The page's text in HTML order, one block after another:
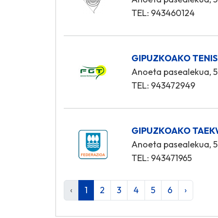
TEL: 943460124
GIPUZKOAKO
Anoeta pasealekua, 5
TEL: 943472949
GIPUZKOAKO
Anoeta pasealekua, 5
TEL: 943471965
‹ 1 2 3 4 5 6 ›